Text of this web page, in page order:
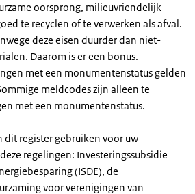
oorsprong, milieuvriendelijk
te recyclen of te verwerken als afval.
deze eisen duurder dan niet-
Daarom is er een bonus.
met een monumentenstatus gelden
meldcodes zijn alleen te
met een monumentenstatus.
dit register gebruiken voor uw
regelingen: Investeringssubsidie
(ISDE), de
voor verenigingen van